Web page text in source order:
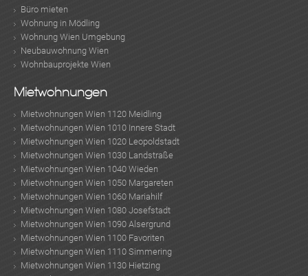
Büro mieten
Wohnung in Mödling
Wohnung Wien Umgebung
Neubauwohnung Wien
Wohnbauprojekte Wien
Mietwohnungen
Mietwohnungen Wien 1120 Meidling
Mietwohnungen Wien 1010 Innere Stadt
Mietwohnungen Wien 1020 Leopoldstadt
Mietwohnungen Wien 1030 Landstraße
Mietwohnungen Wien 1040 Wieden
Mietwohnungen Wien 1050 Margareten
Mietwohnungen Wien 1060 Mariahilf
Mietwohnungen Wien 1080 Josefstadt
Mietwohnungen Wien 1090 Alsergrund
Mietwohnungen Wien 1100 Favoriten
Mietwohnungen Wien 1110 Simmering
Mietwohnungen Wien 1130 Hietzing